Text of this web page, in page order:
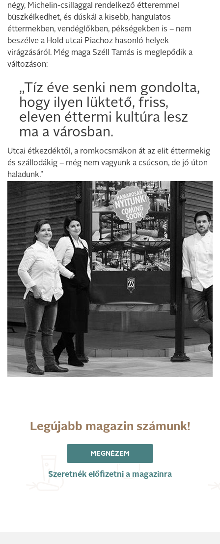
négy, Michelin-csillaggal rendelkező étteremmel
büszkélkedhet, és dúskál a kisebb, hangulatos
éttermekben, vendéglőkben, pékségekben is – nem
beszélve a Hold utcai Piachoz hasonló helyek
virágzásáról. Még maga Széll Tamás is meglepődik a
változáson:
„Tíz éve senki nem gondolta,
hogy ilyen lüktető, friss,
eleven éttermi kultúra lesz
ma a városban.
Utcai étkezdéktől, a romkocsmákon át az elit éttermekig
és szállodákig – még nem vagyunk a csúcson, de jó úton
haladunk.”
Legújabb magazin számunk!
MEGNÉZEM
Szeretnék előfizetni a magazinra